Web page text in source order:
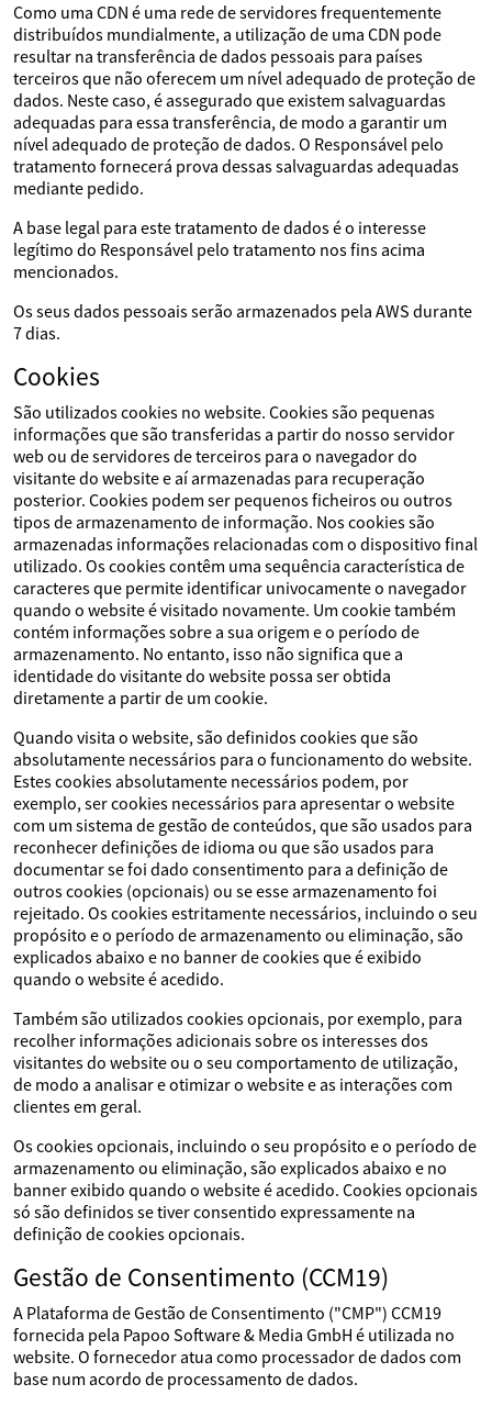
Como uma CDN é uma rede de servidores frequentemente
distribuídos mundialmente, a utilização de uma CDN pode
resultar na transferência de dados pessoais para países
terceiros que não oferecem um nível adequado de proteção de
dados. Neste caso, é assegurado que existem salvaguardas
adequadas para essa transferência, de modo a garantir um
nível adequado de proteção de dados. O Responsável pelo
tratamento fornecerá prova dessas salvaguardas adequadas
mediante pedido.
A base legal para este tratamento de dados é o interesse
legítimo do Responsável pelo tratamento nos fins acima
mencionados.
Os seus dados pessoais serão armazenados pela AWS durante
7 dias.
Cookies
São utilizados cookies no website. Cookies são pequenas
informações que são transferidas a partir do nosso servidor
web ou de servidores de terceiros para o navegador do
visitante do website e aí armazenadas para recuperação
posterior. Cookies podem ser pequenos ficheiros ou outros
tipos de armazenamento de informação. Nos cookies são
armazenadas informações relacionadas com o dispositivo final
utilizado. Os cookies contêm uma sequência característica de
caracteres que permite identificar univocamente o navegador
quando o website é visitado novamente. Um cookie também
contém informações sobre a sua origem e o período de
armazenamento. No entanto, isso não significa que a
identidade do visitante do website possa ser obtida
diretamente a partir de um cookie.
Quando visita o website, são definidos cookies que são
absolutamente necessários para o funcionamento do website.
Estes cookies absolutamente necessários podem, por
exemplo, ser cookies necessários para apresentar o website
com um sistema de gestão de conteúdos, que são usados para
reconhecer definições de idioma ou que são usados para
documentar se foi dado consentimento para a definição de
outros cookies (opcionais) ou se esse armazenamento foi
rejeitado. Os cookies estritamente necessários, incluindo o seu
propósito e o período de armazenamento ou eliminação, são
explicados abaixo e no banner de cookies que é exibido
quando o website é acedido.
Também são utilizados cookies opcionais, por exemplo, para
recolher informações adicionais sobre os interesses dos
visitantes do website ou o seu comportamento de utilização,
de modo a analisar e otimizar o website e as interações com
clientes em geral.
Os cookies opcionais, incluindo o seu propósito e o período de
armazenamento ou eliminação, são explicados abaixo e no
banner exibido quando o website é acedido. Cookies opcionais
só são definidos se tiver consentido expressamente na
definição de cookies opcionais.
Gestão de Consentimento (CCM19)
A Plataforma de Gestão de Consentimento ("CMP") CCM19
fornecida pela Papoo Software & Media GmbH é utilizada no
website. O fornecedor atua como processador de dados com
base num acordo de processamento de dados.